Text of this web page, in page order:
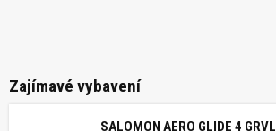
Zajímavé vybavení
SALOMON AERO GLIDE 4 GRVL